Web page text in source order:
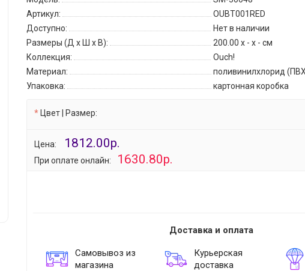
Артикул:
OUBT001RED
Доступно:
Нет в наличии
Размеры (Д x Ш x В):
200.00 x - x - см
Коллекция:
Ouch!
Материал:
поливинилхлорид
Упаковка:
картонная коробка
Цвет | Размер:
Цена: 1812.00р.
При оплате онлайн: 1630.80р.
Доставка и оплата
Самовывоз из
магазина
Курьерская
доставка